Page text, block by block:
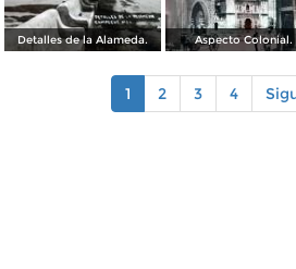
Detalles de la Alameda. Aspecto Colonial.
1 2 3 4